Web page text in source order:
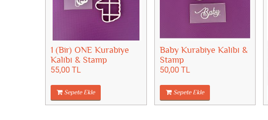
1 (Bir) ONE Kurabiye
Kalıbı & Stamp
55,00 TL
Sepete Ekle
Baby Kurabiye Kalıbı &
Stamp
50,00 TL
Sepete Ekle